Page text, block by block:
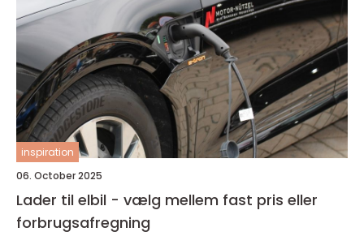
inspiration
06. October 2025
Lader til elbil - vælg mellem fast pris eller
forbrugsafregning